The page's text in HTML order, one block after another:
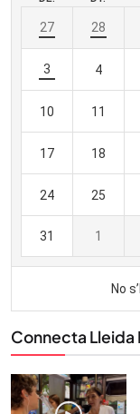
Connecta Lleida